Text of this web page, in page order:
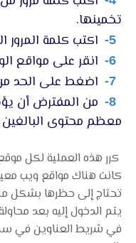
تخمينها.
5- اكتب كلمة المرور
6- انقر على مواقع
7- اضغط على الحد
8-
من المفترض أن
معظم محتوى
كرر هذه العملية لكل
كانت هناك مواقع ويب
تحتاج إلى حظرها بشكل
يتم الدخول إليه بعد
في شريط العناوين في